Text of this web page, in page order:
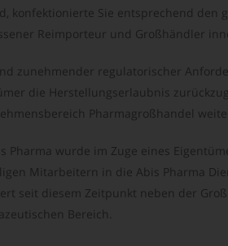
konfektionierte Sie entsprechend den
Reimporteur und Großhändler
zunehmender regulatorischer
die Herstellungserlaubnis
Pharmagroßhandel
Pharma wurde im Zuge eines
Mitarbeitern in die Abis Pharma
seit diesem Zeitpunkt neben der
Bereich.